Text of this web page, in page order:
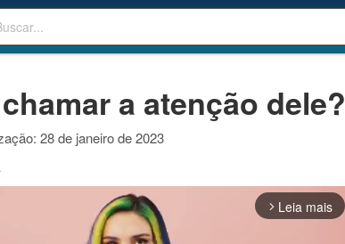
Buscar
a atenção dele?
28 de janeiro de 2023
arrow_forward_ios Leia mais